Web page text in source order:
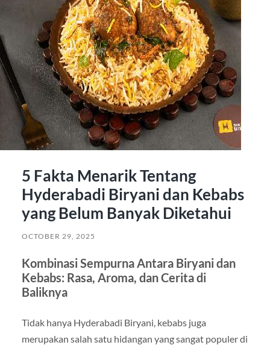
5 Fakta Menarik Tentang
Hyderabadi Biryani dan Kebabs
yang Belum Banyak Diketahui
OCTOBER 29, 2025
Kombinasi Sempurna Antara Biryani dan
Kebabs: Rasa, Aroma, dan Cerita di
Baliknya
Tidak hanya Hyderabadi Biryani, kebabs juga
merupakan salah satu hidangan yang sangat populer di